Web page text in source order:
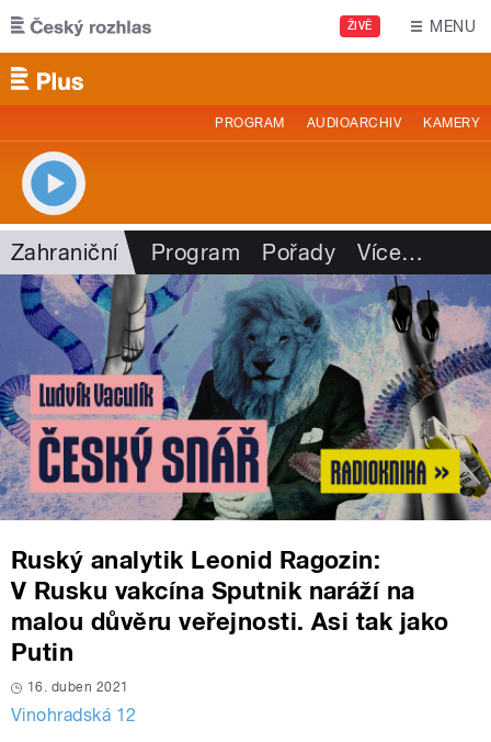
Přejít k hlavnímu obsahu
ŽIVĚ MENU
PROGRAM AUDIOARCHIV KAMERY
Zahraniční Program Pořady Více…
Ruský analytik Leonid Ragozin:
V Rusku vakcína Sputnik naráží na
malou důvěru veřejnosti. Asi tak jako
Putin
16. duben 2021
Vinohradská 12